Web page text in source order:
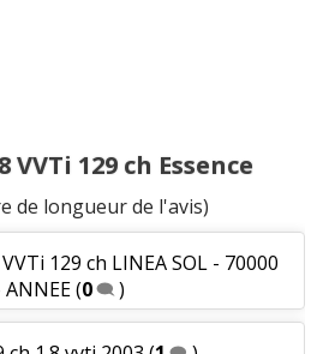
VVTi 129 ch Essence
de longueur de l'avis)
129 ch LINEA SOL - 70000
ANNEE(0 )